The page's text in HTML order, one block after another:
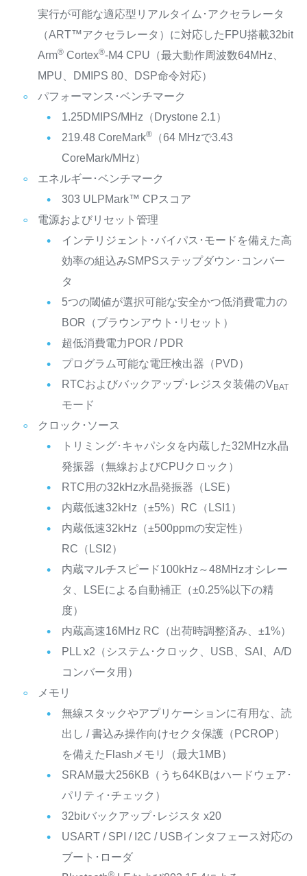
実行が可能な適応型リアルタイム･アクセラレータ
（ART™アクセラレータ）に対応したFPU搭載32bit
Arm®Cortex®-M4 CPU（最大動作周波数64MHz、
MPU、DMIPS 80、DSP命令対応）
パフォーマンス･ベンチマーク
1.25DMIPS/MHz（Drystone 2.1）
219.48 CoreMark®（64 MHzで3.43
CoreMark/MHz）
エネルギー･ベンチマーク
303 ULPMark™ CPスコア
電源およびリセット管理
インテリジェント･バイパス･モードを備えた高
効率の組込みSMPSステップダウン･コンバー
タ
5つの閾値が選択可能な安全かつ低消費電力の
BOR（ブラウンアウト･リセット）
超低消費電力POR / PDR
プログラム可能な電圧検出器（PVD）
RTCおよびバックアップ･レジスタ装備のVBAT
モード
クロック･ソース
トリミング･キャパシタを内蔵した32MHz水晶
発振器（無線およびCPUクロック）
RTC用の32kHz水晶発振器（LSE）
内蔵低速32kHz（±5%）RC（LSI1）
内蔵低速32kHz（±500ppmの安定性）
RC（LSI2）
内蔵マルチスピード100kHz～48MHzオシレー
タ、LSEによる自動補正（±0.25%以下の精
度）
内蔵高速16MHz RC（出荷時調整済み、±1%）
PLL x2（システム･クロック、USB、SAI、A/D
コンバータ用）
メモリ
無線スタックやアプリケーションに有用な、読
出し / 書込み操作向けセクタ保護（PCROP）
を備えたFlashメモリ（最大1MB）
SRAM最大256KB（うち64KBはハードウェア･
パリティ･チェック）
32bitバックアップ･レジスタ x20
USART / SPI / I2C / USBインタフェース対応の
ブート･ローダ